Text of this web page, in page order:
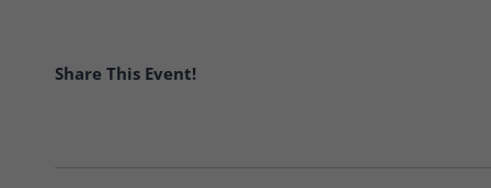
Share This Event!